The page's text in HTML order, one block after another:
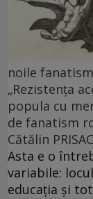
noile
„Rezistența
popula cu
de fanatism
Cătălin
Asta e o
variabile:
educația și